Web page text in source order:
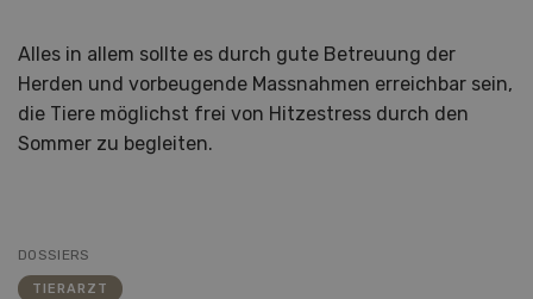
Alles in allem sollte es durch gute Betreuung der
Herden und vorbeugende Massnahmen erreichbar sein,
die Tiere möglichst frei von Hitzestress durch den
Sommer zu begleiten.
DOSSIERS
TIERARZT